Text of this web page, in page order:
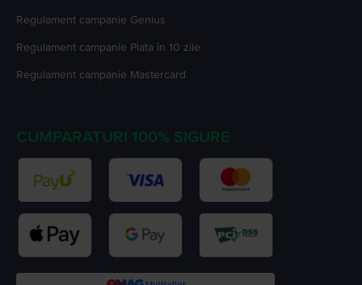
Regulament campanie Genius
Regulament campanie Plata în 10 zile
Regulament campanie Mastercard
CUMPARATURI 100% SIGURE